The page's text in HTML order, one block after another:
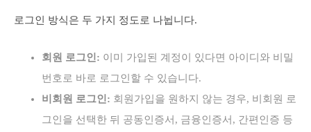
로그인 방식은 두 가지 정도로 나뉩니다.
회원 로그인: 이미 가입된 계정이 있다면 아이디와 비밀
번호로 바로 로그인할 수 있습니다.
비회원 로그인: 회원가입을 원하지 않는 경우, 비회원 로
그인을 선택한 뒤 공동인증서, 금융인증서, 간편인증 등